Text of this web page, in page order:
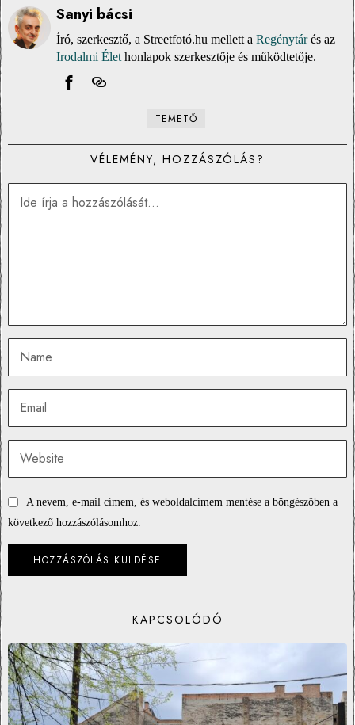
Sanyi bácsi
Író, szerkesztő, a Streetfotó.hu mellett a Regénytárés az
Irodalmi Élet honlapok szerkesztője és működtetője.
TEMETŐ
VÉLEMÉNY, HOZZÁSZÓLÁS?
A nevem, e-mail címem, és weboldalcímem mentése a böngészőben a
következő hozzászólásomhoz.
KAPCSOLÓDÓ